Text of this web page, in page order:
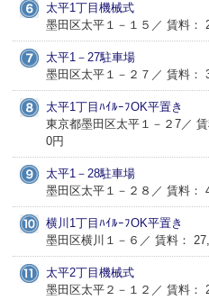
太平1丁目機械式
墨田区太平１－１５／ 賃料：
太平1－27駐車場
墨田区太平１－２７／ 賃料：
太平1丁目ﾊｲﾙｰﾌOK平置き
東京都墨田区太平１－２7／
0円
太平1－28駐車場
墨田区太平１－２８／ 賃料：
横川1丁目ﾊｲﾙｰﾌOK平置き
墨田区横川１－６／ 賃料：
太平2丁目機械式
墨田区太平２－１２／ 賃料：